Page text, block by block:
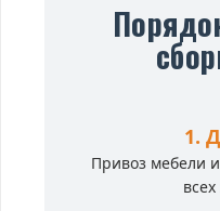
1.
Привоз мебели